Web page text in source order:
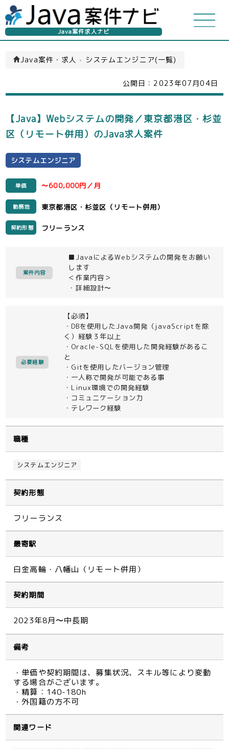
Java案件求人ナビ
Java案件・求人 › システムエンジニア(一覧)
公開日： 2023年07月04日
【Java】Webシステムの開発／東京都港区・杉並
区（リモート併用）のJava求人案件
システムエンジニア
単価 〜600,000円／月
勤務地 東京都港区・杉並区（リモート併用）
契約形態 フリーランス
案件内容
■JavaによるWebシステムの開発をお願い
します
＜作業内容＞
・詳細設計〜
必要経験
【必須】
・DBを使用したJava開発（javaScriptを除
く）経験３年以上
・Oracle-SQLを使用した開発経験があるこ
と
・Gitを使用したバージョン管理
・一人称で開発が可能である事
・Linux環境での開発経験
・コミュニケーション力
・テレワーク経験
職種
システムエンジニア
契約形態
フリーランス
最寄駅
白金高輪・八幡山（リモート併用）
契約期間
2023年8月〜中長期
備考
・単価や契約期間は、募集状況、スキル等により変動
する場合がございます。
・精算：140-180h
・外国籍の方不可
関連ワード